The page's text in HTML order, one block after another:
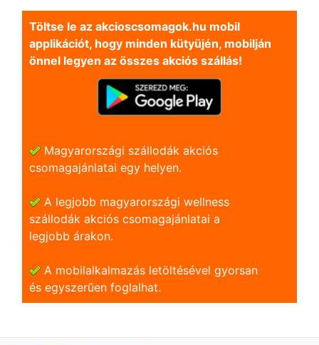
Töltse le az akcioscsomagok.hu mobil
applikációt, hogy minden kütyüjén, mobilján
önnel legyen az összes akciós szállás!
Magyarországi szállodák akciós
csomagajánlatai egy helyen.
A legjobb magyarországi wellness
szállodák akciós csomagajánlatai a
legjobb árakon.
A mobilalkalmazás letöltésével gyorsan
és egyszerũen foglalhat.